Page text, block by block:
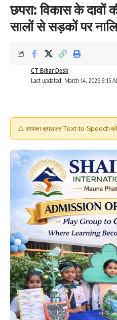
छपरा: विकास के दावों
सालों से सड़कों पर
Last updated: March 14, 2026 9:15
CT Bihar Desk
⚠️ आपका ब्राउज़र Text-to-Speech को